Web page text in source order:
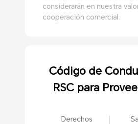
considerarán en nuestra
cooperación comercial.
Código de
RSC para
Derechos